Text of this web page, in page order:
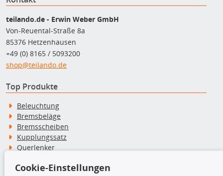
teilando.de - Erwin Weber GmbH
Von-Reuental-Straße 8a
85376 Hetzenhausen
+49 (0) 8165 / 5093200
shop@teilando.de
Top Produkte
Beleuchtung
Bremsbeläge
Bremsscheiben
Kupplungssatz
Querlenker
Stoßdämpfer
Cookie-Einstellungen